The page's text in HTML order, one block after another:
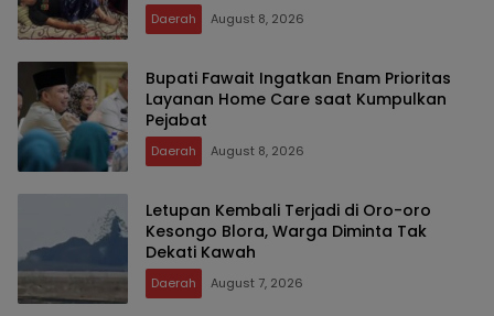
Daerah August 8, 2026
Bupati Fawait Ingatkan Enam Prioritas
Layanan Home Care saat Kumpulkan
Pejabat
Daerah August 8, 2026
Letupan Kembali Terjadi di Oro-oro
Kesongo Blora, Warga Diminta Tak
Dekati Kawah
Daerah August 7, 2026